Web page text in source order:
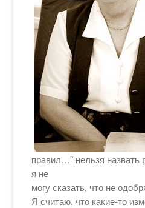
правил…” нельзя
я не
могу сказать, что не
Я считаю, что какие-то